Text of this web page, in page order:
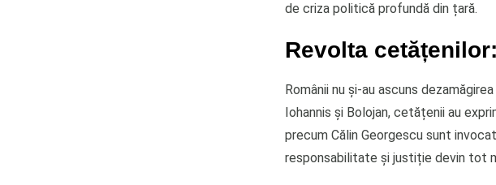
de criza politică profundă din țară.
Revolta
Românii nu și-au ascuns
Iohannis și Bolojan, cetățenii au
precum Călin Georgescu sunt
responsabilitate și justiție devin tot